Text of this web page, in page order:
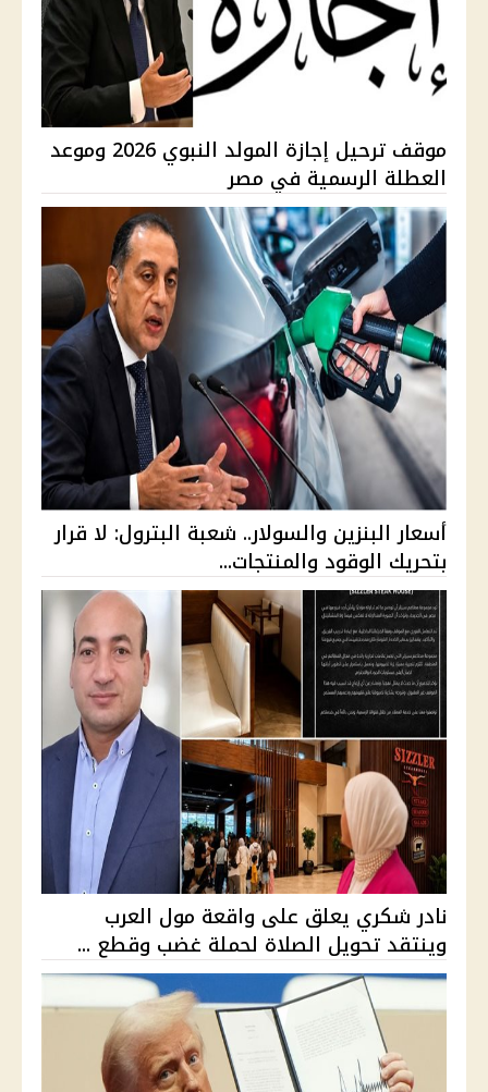
موقف ترحيل إجازة المولد النبوي 2026 وموعد
العطلة الرسمية في مصر
أسعار البنزين والسولار.. شعبة البترول: لا قرار
بتحريك الوقود والمنتجات...
نادر شكري يعلق على واقعة مول العرب
وينتقد تحويل الصلاة لحملة غضب وقطع ...